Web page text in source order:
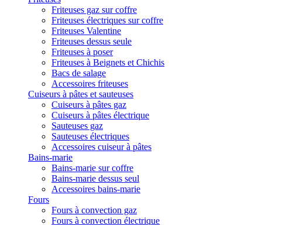
Friteuses gaz sur coffre
Friteuses électriques sur coffre
Friteuses Valentine
Friteuses dessus seule
Friteuses à poser
Friteuses à Beignets et Chichis
Bacs de salage
Accessoires friteuses
Cuiseurs à pâtes et sauteuses
Cuiseurs à pâtes gaz
Cuiseurs à pâtes électrique
Sauteuses gaz
Sauteuses électriques
Accessoires cuiseur à pâtes
Bains-marie
Bains-marie sur coffre
Bains-marie dessus seul
Accessoires bains-marie
Fours
Fours à convection gaz
Fours à convection électrique